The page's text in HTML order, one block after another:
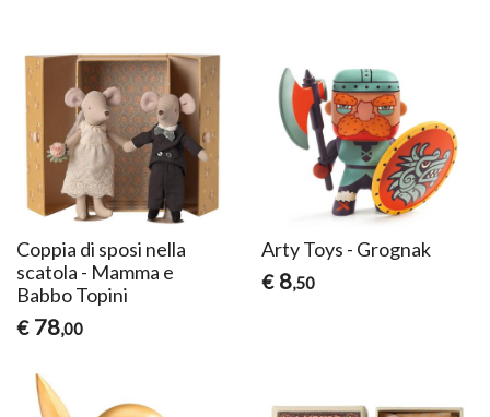
Coppia di sposi nella
scatola - Mamma e
Babbo Topini
€ 78,00
Arty Toys - Grognak
€ 8,50